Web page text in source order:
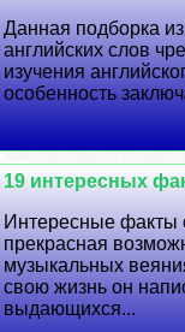
Данная подборка
английских слов
изучения
особенность
19 интересных
Интересные факты
прекрасная
музыкальных
свою жизнь он
выдающихся...